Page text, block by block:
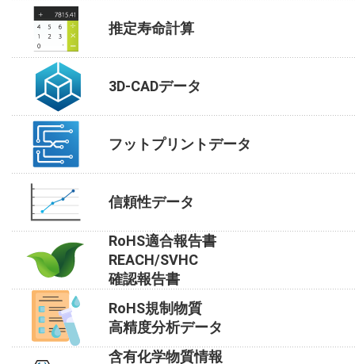
推定寿命計算
3D-CADデータ
フットプリントデータ
信頼性データ
RoHS適合報告書
REACH/SVHC
確認報告書
RoHS規制物質
高精度分析データ
含有化学物質情報